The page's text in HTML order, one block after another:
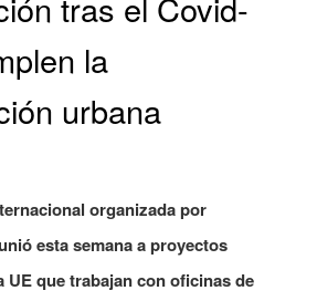
la
urbana
organizada por
esta semana a proyectos
UE que trabajan con oficinas de